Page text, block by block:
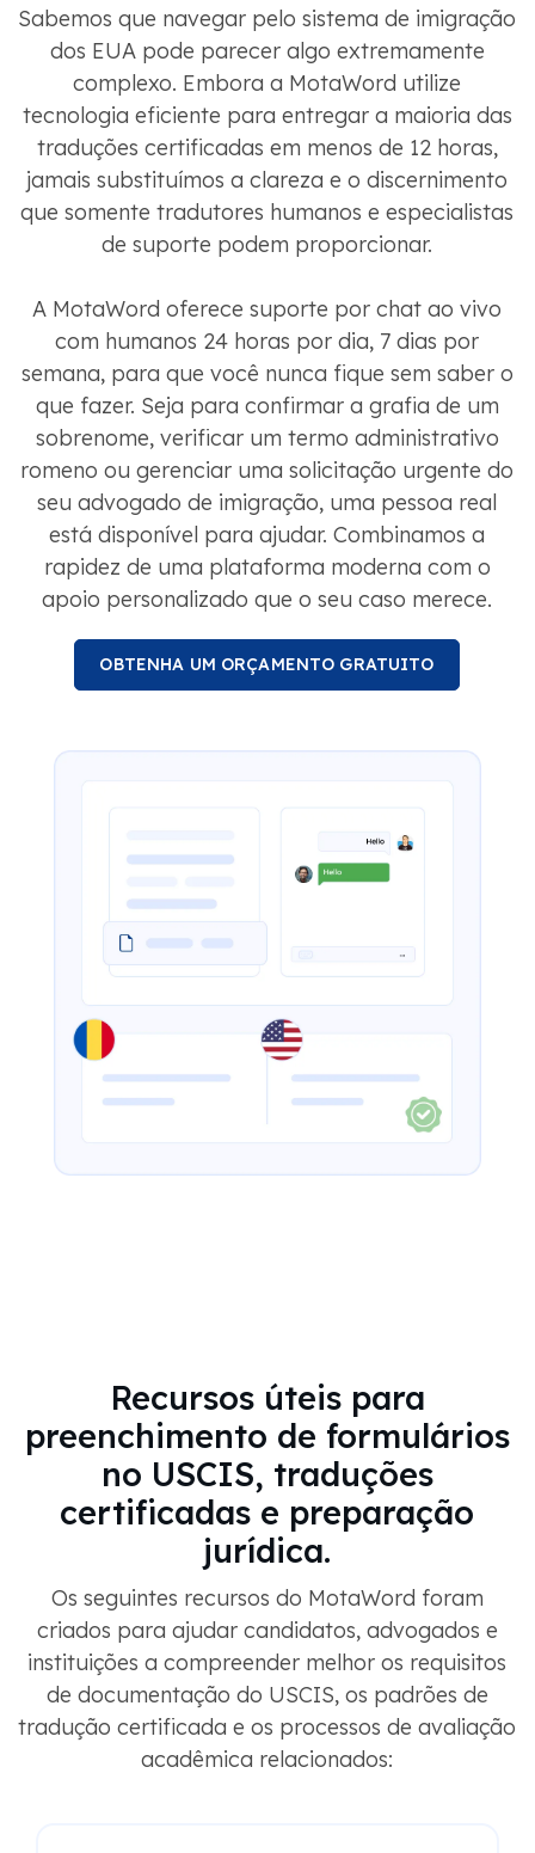
Sabemos que navegar pelo sistema de imigração
dos EUA pode parecer algo extremamente
complexo. Embora a MotaWord utilize
tecnologia eficiente para entregar a maioria das
traduções certificadas em menos de 12 horas,
jamais substituímos a clareza e o discernimento
que somente tradutores humanos e especialistas
de suporte podem proporcionar.
A MotaWord oferece suporte por chat ao vivo
com humanos 24 horas por dia, 7 dias por
semana, para que você nunca fique sem saber o
que fazer. Seja para confirmar a grafia de um
sobrenome, verificar um termo administrativo
romeno ou gerenciar uma solicitação urgente do
seu advogado de imigração, uma pessoa real
está disponível para ajudar. Combinamos a
rapidez de uma plataforma moderna com o
apoio personalizado que o seu caso merece.
OBTENHA UM ORÇAMENTO GRATUITO
Recursos úteis para
preenchimento de formulários
no USCIS, traduções
certificadas e preparação
jurídica.
Os seguintes recursos do MotaWord foram
criados para ajudar candidatos, advogados e
instituições a compreender melhor os requisitos
de documentação do USCIS, os padrões de
tradução certificada e os processos de avaliação
acadêmica relacionados: